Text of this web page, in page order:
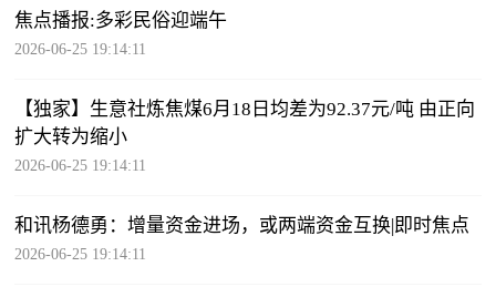
焦点播报:多彩民俗迎端午
2026-06-25 19:14:11
【独家】生意社炼焦煤6月18日均差为92.37元/吨 由正向
扩大转为缩小
2026-06-25 19:14:11
和讯杨德勇：增量资金进场，或两端资金互换|即时焦点
2026-06-25 19:14:11